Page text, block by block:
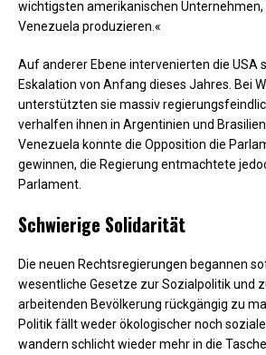
wichtigsten amerikanischen Unternehmen,
Venezuela produzieren.«
Auf anderer Ebene intervenierten die USA
Eskalation von Anfang dieses Jahres. Bei
unterstützten sie massiv
verhalfen ihnen in Argentinien und
Venezuela konnte die Opposition die
gewinnen, die Regierung entmachtete
Parlament.
Schwierige Solidarität
Die neuen Rechtsregierungen begannen
wesentliche Gesetze zur Sozialpolitik und
arbeitenden Bevölkerung rückgängig zu
Politik fällt weder ökologischer noch
wandern schlicht wieder mehr in die